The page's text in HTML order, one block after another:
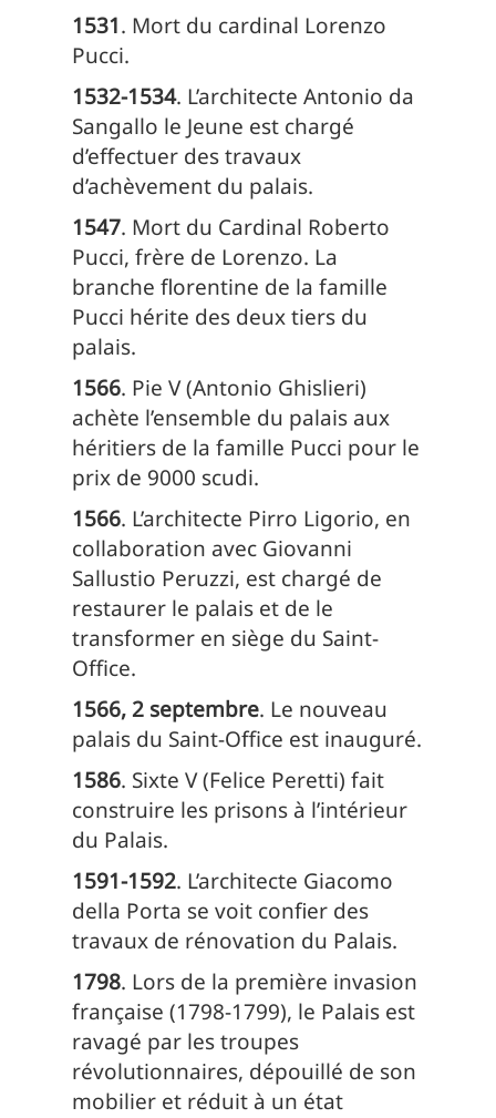
1531. Mort du cardinal Lorenzo
Pucci.
1532-1534. L’architecte Antonio da
Sangallo le Jeune est chargé
d’effectuer des travaux
d’achèvement du palais.
1547. Mort du Cardinal Roberto
Pucci, frère de Lorenzo. La
branche florentine de la famille
Pucci hérite des deux tiers du
palais.
1566. Pie V (Antonio Ghislieri)
achète l’ensemble du palais aux
héritiers de la famille Pucci pour le
prix de 9000 scudi.
1566. L’architecte Pirro Ligorio, en
collaboration avec Giovanni
Sallustio Peruzzi, est chargé de
restaurer le palais et de le
transformer en siège du Saint-
Office.
1566, 2 septembre. Le nouveau
palais du Saint-Office est inauguré.
1586. Sixte V (Felice Peretti) fait
construire les prisons à l’intérieur
du Palais.
1591-1592. L’architecte Giacomo
della Porta se voit confier des
travaux de rénovation du Palais.
1798. Lors de la première invasion
française (1798-1799), le Palais est
ravagé par les troupes
révolutionnaires, dépouillé de son
mobilier et réduit à un état